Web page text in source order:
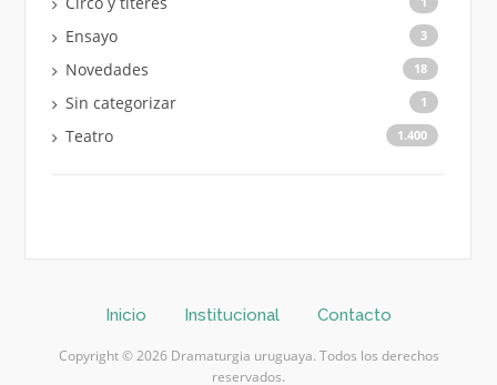
Ensayo 3
Novedades 18
Sin categorizar 1
Teatro 1.400
Inicio Institucional Contacto
Copyright © 2026 Dramaturgia uruguaya. Todos los derechos
reservados.